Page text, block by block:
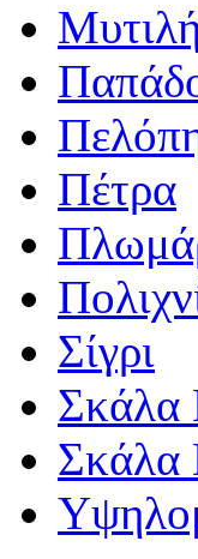
Πέτρα
Σίγρι
Σκάλα
Σκάλα